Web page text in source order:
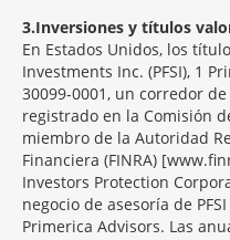
3 Inversiones y títulos
En Estados Unidos, los
Investments Inc. (PFSI), 1
30099-0001, un corredor
registrado en la Comisión
miembro de la Autoridad
Financiera (FINRA)
Investors Protection
negocio de asesoría de
Primerica Advisors. Las